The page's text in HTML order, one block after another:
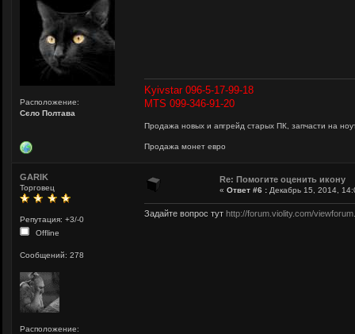
Расположение:
Сєло Полтава
Kyivstar 096-5-17-99-18
MTS 099-346-91-20
Продажа новых и апгрейд старых ПК, запчасти на
Продажа монет евро
GARIK
Торговец
Репутация: +3/-0
Offline
Сообщений: 278
Расположение:
Re: Помогите оценить икону
« Ответ #6 : Декабрь 15, 2014,
Задайте вопрос тут http://forum.violity.com/